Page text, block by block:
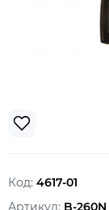
Код: 4617-01
Артикул: B-260N